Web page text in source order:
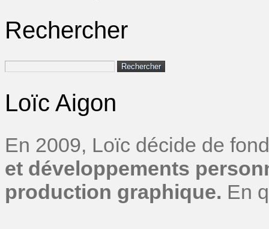
Rechercher
Loïc Aigon
En 2009, Loïc décide de
et développements
production graphique. En